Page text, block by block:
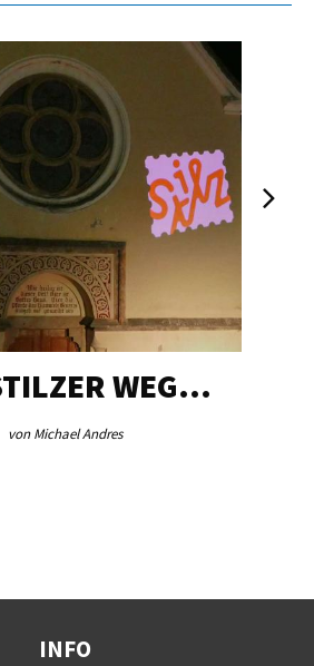
WEG…
von Michael Andres
INFO